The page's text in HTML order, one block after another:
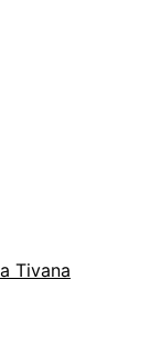
Tivana